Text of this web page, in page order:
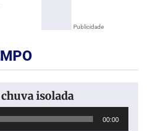
Publicidade
isolada
00:00